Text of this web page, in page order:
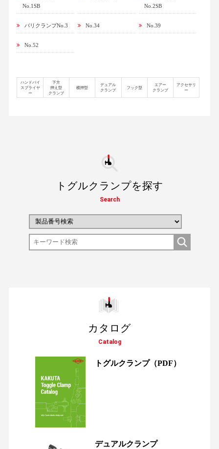
No.1SB
No.2SB
バリクランプNo.3 No.34 No.39
No.52
ハンドバイ
スプライヤ
ー
下方
押え型
クランプ
横押型
デュアル
クランプ
フック型
エアー
クランプ
アクセサリ
ー
トグルクランプを探す
Search
カタログ
Catalog
トグルクランプ（PDF）
デュアルクランプ